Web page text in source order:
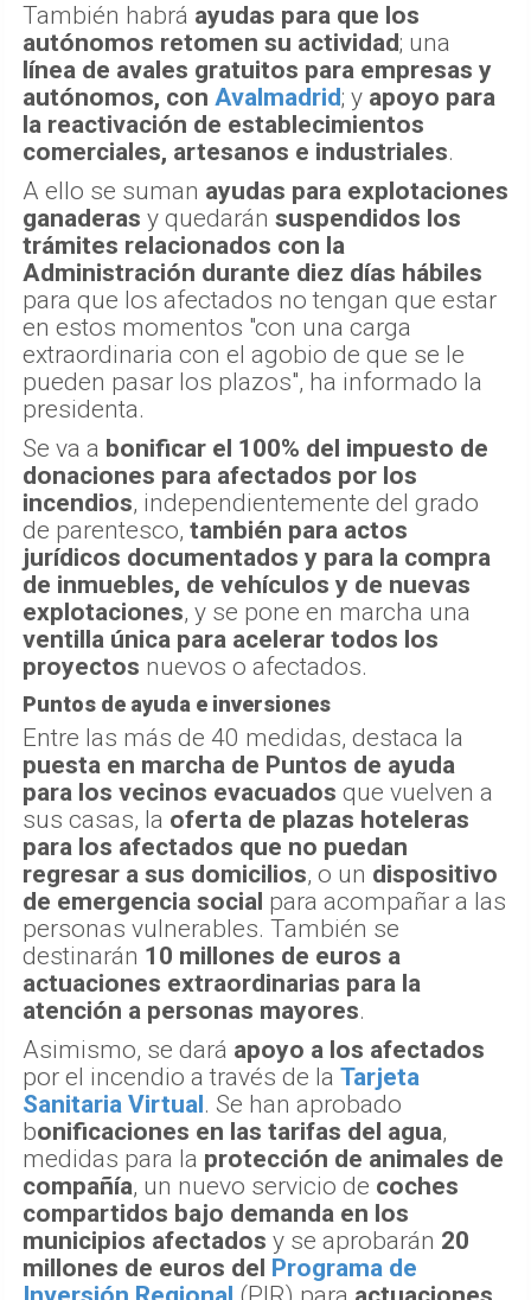
También habrá ayudas para que los
autónomos retomen su actividad; una
línea de avales gratuitos para empresas y
autónomos, con Avalmadrid; y apoyo para
la reactivación de establecimientos
comerciales, artesanos e industriales.
A ello se suman ayudas para explotaciones
ganaderas y quedarán suspendidos los
trámites relacionados con la
Administración durante diez días hábiles
para que los afectados no tengan que estar
en estos momentos "con una carga
extraordinaria con el agobio de que se le
pueden pasar los plazos", ha informado la
presidenta.
Se va a bonificar el 100% del impuesto de
donaciones para afectados por los
incendios, independientemente del grado
de parentesco, también para actos
jurídicos documentados y para la compra
de inmuebles, de vehículos y de nuevas
explotaciones, y se pone en marcha una
ventilla única para acelerar todos los
proyectos nuevos o afectados.
Puntos de ayuda e inversiones
Entre las más de 40 medidas, destaca la
puesta en marcha de Puntos de ayuda
para los vecinos evacuados que vuelven a
sus casas, la oferta de plazas hoteleras
para los afectados que no puedan
regresar a sus domicilios, o un dispositivo
de emergencia social para acompañar a las
personas vulnerables. También se
destinarán 10 millones de euros a
actuaciones extraordinarias para la
atención a personas mayores.
Asimismo, se dará apoyo a los afectados
por el incendio a través de la Tarjeta
Sanitaria Virtual. Se han aprobado
bonificaciones en las tarifas del agua,
medidas para la protección de animales de
compañía, un nuevo servicio de coches
compartidos bajo demanda en los
municipios afectados y se aprobarán 20
millones de euros del Programa de